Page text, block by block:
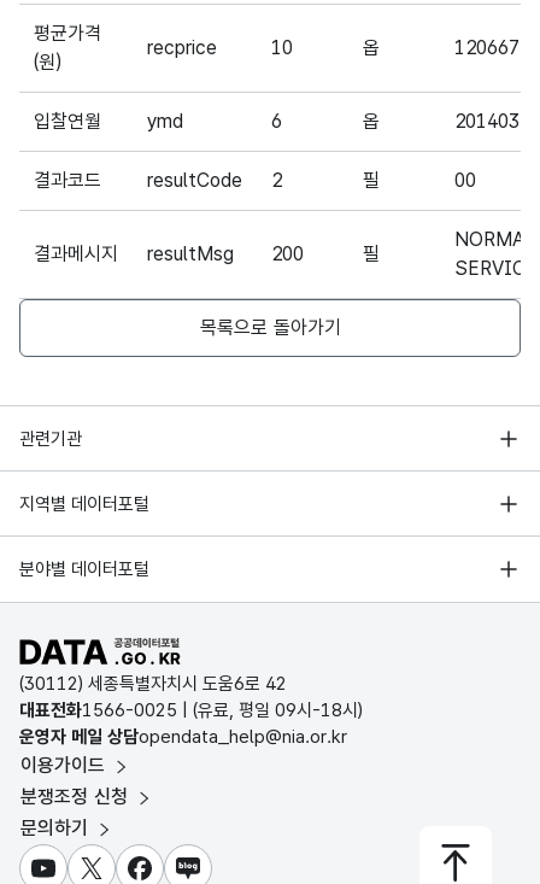
평균가격
(원)
recprice 10 옵 120667
입찰연월 ymd 6 옵 201403
결과코드 resultCode 2 필 00
결과메시지 resultMsg 200 필
NORMAL
목록으로 돌아가기
관련기관
행정안전부
한국지능정보사회진흥원
국가정보자원관리원
지역별 데이터포털
서울 열린데이터광장
경기데이터드림
D-데이터허브
인천데이터포털
울산광역시 데이터포털
전남광주통합특별시 빅데이터 플랫폼
대전광역시 데이터포털
세종특별자치시 데이터포털
분야별 데이터포털
기상자료개방포털
국토교통부 공간정보오픈플랫폼
환경부 환경데이터포털
문화데이터광장
농림축산식품 공공데이터포털
보건의료빅데이터개방시스템
식품의약품안전처 데이터포털
교육통계서비스
공공데이터포털 바로가기
(30112) 세종특별자치시 도움6로 42
대표전화1566-0025 | (유료, 평일 09시-18시)
운영자 메일 상담opendata_help@nia.or.kr
이용가이드
분쟁조정 신청
문의하기